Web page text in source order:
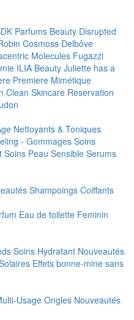
Parfums Beauty Disrupted
Cosmoss Delbôve
Molecules Fugazzi
ILIA Beauty Juliette has a
Premiere Mimétique
Clean Skincare Reservation
Nettoyants & Toniques
- GommagesSoins
Soins Peau Sensible Serums
Shampoings Coiffants
Eau de toilette Feminin
Soins Hydratant Nouveautés
Effets bonne-mine sans
UsageOngles Nouveautés